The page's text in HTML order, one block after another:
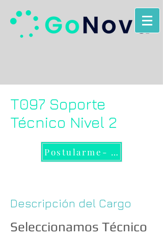
T097 Soporte
Técnico Nivel 2
Postularme- Enviar CV
Descripción del Cargo
Seleccionamos Técnico